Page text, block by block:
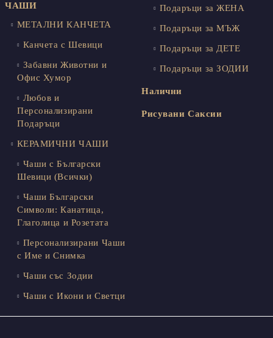
ЧАШИ
МЕТАЛНИ КАНЧЕТА
Канчета с Шевици
Забавни Животни и
Офис Хумор
Любов и
Персонализирани
Подаръци
КЕРАМИЧНИ ЧАШИ
Чаши с Български
Шевици (Всички)
Чаши Български
Символи: Канатица,
Глаголица и Розетата
Персонализирани Чаши
с Име и Снимка
Чаши със Зодии
Чаши с Икони и Светци
Подаръци за ЖЕНА
Подаръци за МЪЖ
Подаръци за ДЕТЕ
Подаръци за ЗОДИИ
Налични
Рисувани Саксии